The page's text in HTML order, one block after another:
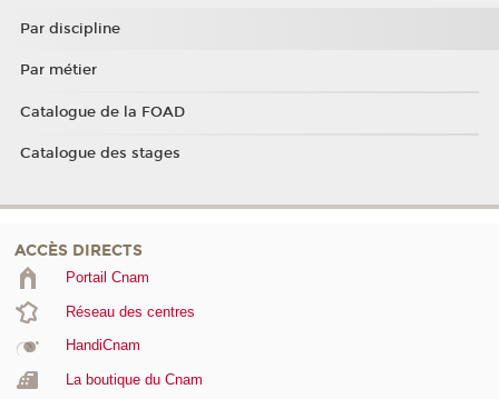
Par discipline
Par métier
Catalogue de la FOAD
Catalogue des stages
ACCÈS DIRECTS
Portail Cnam
Réseau des centres
HandiCnam
La boutique du Cnam